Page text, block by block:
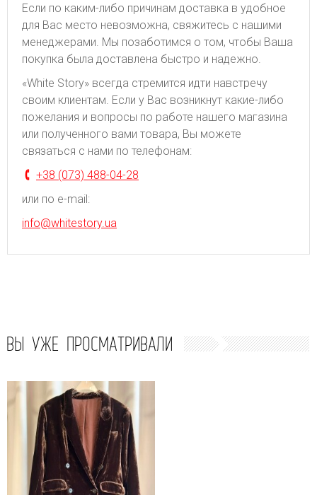
Если по каким-либо причинам доставка в удобное
для Вас место невозможна, свяжитесь с нашими
менеджерами. Мы позаботимся о том, чтобы Ваша
покупка была доставлена быстро и надежно.
«White Story» всегда стремится идти навстречу
своим клиентам. Если у Вас возникнут какие-либо
пожелания и вопросы по работе нашего магазина
или полученного вами товара, Вы можете
связаться с нами по телефонам:
+38 (073) 488-04-28
или по e-mail:
info@whitestory.ua
ВЫ УЖЕ ПРОСМАТРИВАЛИ